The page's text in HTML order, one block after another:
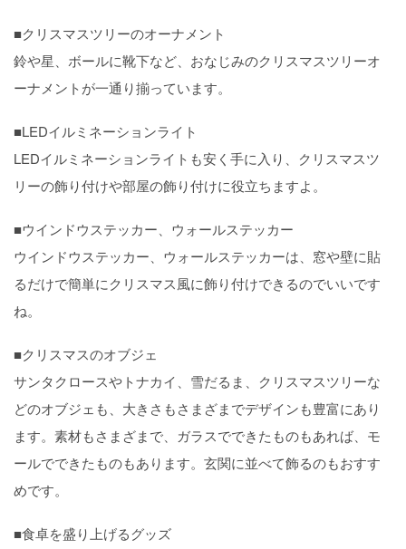
■クリスマスツリーのオーナメント
鈴や星、ボールに靴下など、おなじみのクリスマスツリーオ
ーナメントが一通り揃っています。
■LEDイルミネーションライト
LEDイルミネーションライトも安く手に入り、クリスマスツ
リーの飾り付けや部屋の飾り付けに役立ちますよ。
■ウインドウステッカー、ウォールステッカー
ウインドウステッカー、ウォールステッカーは、窓や壁に貼
るだけで簡単にクリスマス風に飾り付けできるのでいいです
ね。
■クリスマスのオブジェ
サンタクロースやトナカイ、雪だるま、クリスマスツリーな
どのオブジェも、大きさもさまざまでデザインも豊富にあり
ます。素材もさまざまで、ガラスでできたものもあれば、モ
ールでできたものもあります。玄関に並べて飾るのもおすす
めです。
■食卓を盛り上げるグッズ